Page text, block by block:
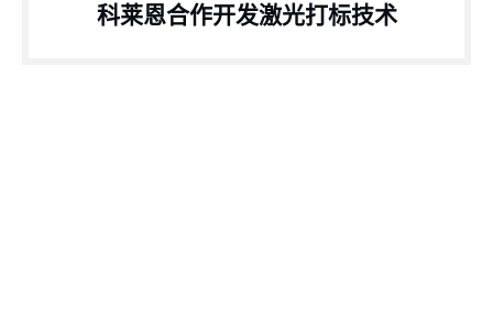
科莱恩合作开发激光打标技术